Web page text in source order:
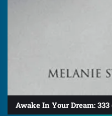
Awake In Your Dream: